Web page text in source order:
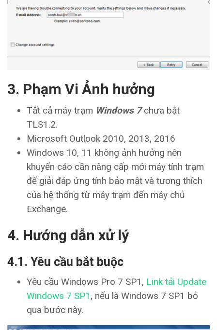
3. Phạm Vi Ảnh hưởng
Tất cả máy trạm Windows 7chưa bật
TLS1.2.
Microsoft Outlook 2010, 2013, 2016
Windows 10, 11 không ảnh hưởng nên
khuyến cáo cần nâng cấp mới máy tính trạm
để giải đáp ứng tính bảo mật và tương thích
của hệ thống từ máy trạm đến máy chủ
Exchange.
4. Hướng dẫn xử lý
4.1. Yêu cầu bắt buộc
Yêu cầu Windows Pro 7 SP1, Link tải Update
Windows 7 SP1 , nếu là Windows 7 SP1 bỏ
qua bước này.